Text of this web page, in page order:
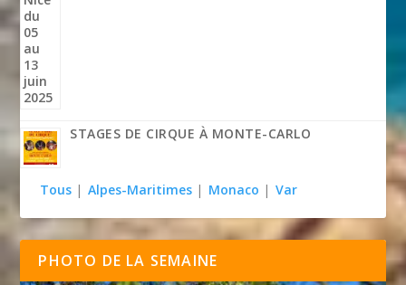
STAGES DE CIRQUE À MONTE-CARLO
Tous | Alpes-Maritimes | Monaco | Var
PHOTO DE LA SEMAINE